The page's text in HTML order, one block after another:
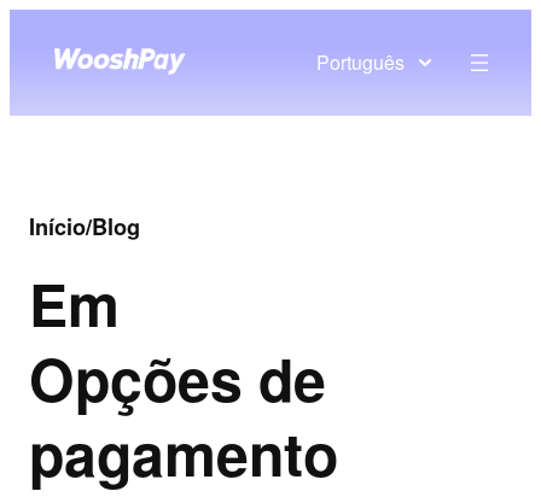
Português
Início/Blog
Em
Opções de
pagamento